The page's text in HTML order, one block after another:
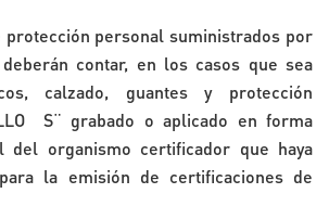
protección personal suministrados por
contar, en los casos que sea
calzado, guantes y protección
S¨ grabado o aplicado en forma
del organismo certificador que haya
la emisión de certificaciones de